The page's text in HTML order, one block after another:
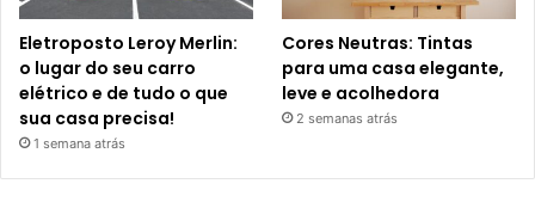
Eletroposto Leroy Merlin:
o lugar do seu carro
elétrico e de tudo o que
sua casa precisa!
1 semana atrás
Cores Neutras: Tintas
para uma casa elegante,
leve e acolhedora
2 semanas atrás